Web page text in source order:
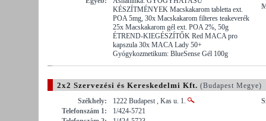
KÉSZÍTMÉNYEK Macskakarom tabletta ext.
POA 5mg, 30x Macskakarom filteres teakeverék
25x Macskakarom gél ext. POA 2%, 50g
ÉTREND-KIEGÉSZÍTŐK Red MACA pro
kapszula 30x MACA Lady 50+
Gyógykozmetikum: BlueSense Gél 100g
2x2 Szervezési és Kereskedelmi Kft. (Budapest Megye)
Székhely:
1222 Budapest , Kas u. 1.
Telefonszám 1:
1/424-5721